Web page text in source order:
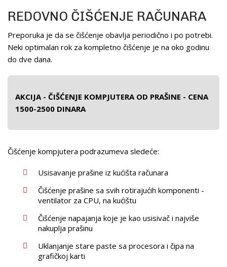
REDOVNO ČIŠĆENJE RAČUNARA
Preporuka je da se čišćenje obavlja periodično i po potrebi.
Neki optimalan rok za kompletno čišćenje je na oko godinu
do dve dana.
AKCIJA - ČIŠĆENJE KOMPJUTERA OD PRAŠINE - CENA
1500-2500 DINARA
Čišćenje kompjutera podrazumeva sledeće:
Usisavanje prašine iz kućišta računara
Čišćenje prašine sa svih rotirajućih komponenti -
ventilator za CPU, na kućištu
Čišćenje napajanja koje je kao usisivač i najviše
nakuplja prašinu
Uklanjanje stare paste sa procesora i čipa na
grafičkoj karti